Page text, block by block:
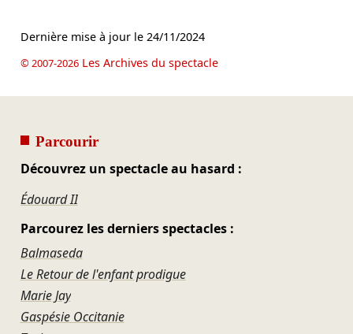
Dernière mise à jour le 24/11/2024
© 2007-2026Les Archives du spectacle
Parcourir
Découvrez un spectacle au hasard :
Édouard II
Parcourez les derniers spectacles :
Balmaseda
Le Retour de l'enfant prodigue
Marie Jay
Gaspésie Occitanie